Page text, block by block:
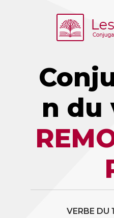
n du
VERBE DU